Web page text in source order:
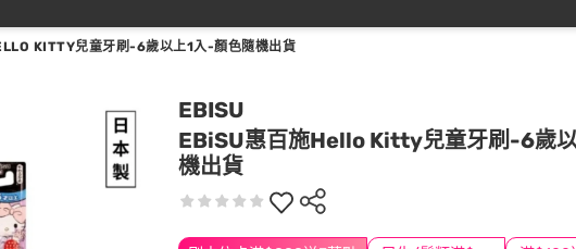
KITTY兒童牙刷-6歲以上1入-顏色隨機出貨
EBISU
EBiSU惠百施Hello Kitty兒童牙刷-6歲
機出貨